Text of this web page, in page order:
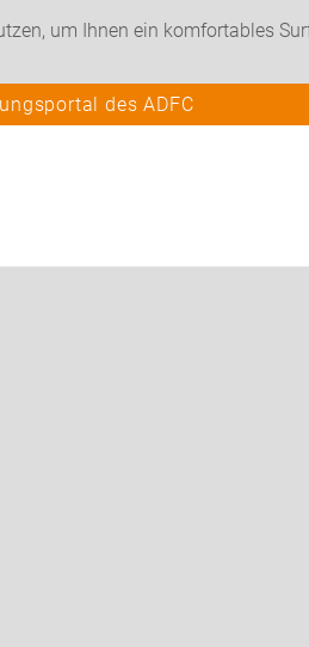
um Ihnen ein komfortables
des ADFC